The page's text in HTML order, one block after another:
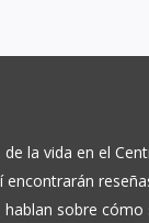
la vida en el
encontrarán
sobre cómo